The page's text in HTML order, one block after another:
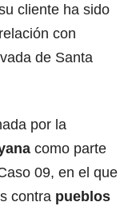
cliente ha sido
con
de Santa
por la
como parte
09, en el que
contra pueblos